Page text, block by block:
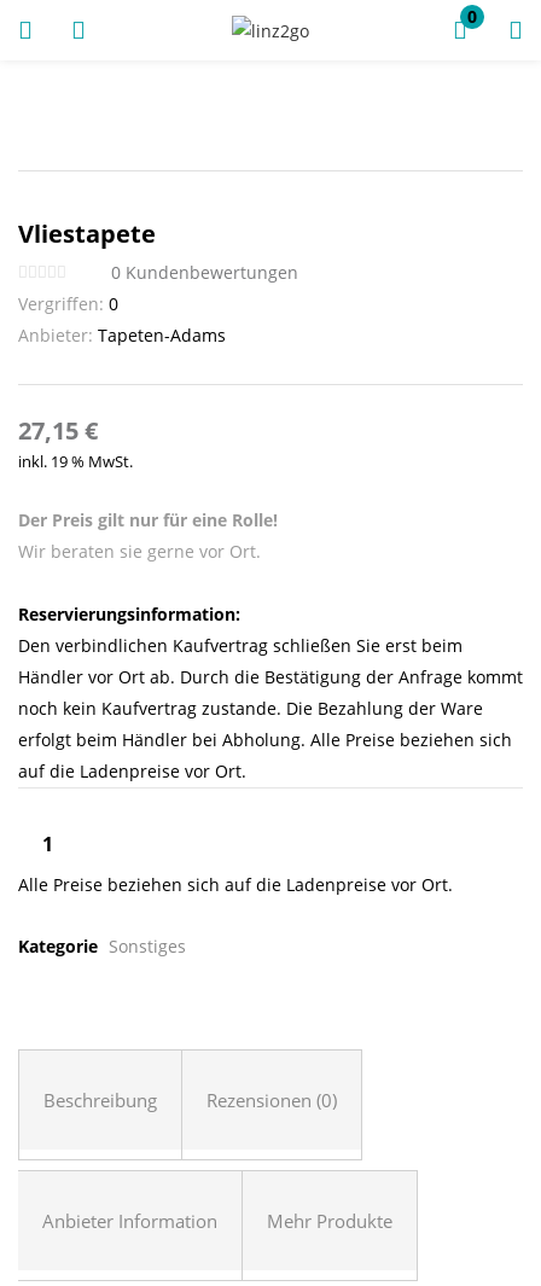
0
ANMELDUNG
Geben Sie Ihren Benutzernamen und Ihr Passwort ein, um
sich anzumelden.
Passwort vergessen?
Vliestapete
0 Kundenbewertungen
Vergriffen: 0
Anbieter: Tapeten-Adams
27,15€
inkl. 19 % MwSt.
Der Preis gilt nur für eine Rolle!
Wir beraten sie gerne vor Ort.
Reservierungsinformation:
Den verbindlichen Kaufvertrag schließen Sie erst beim
Händler vor Ort ab. Durch die Bestätigung der Anfrage kommt
noch kein Kaufvertrag zustande. Die Bezahlung der Ware
erfolgt beim Händler bei Abholung. Alle Preise beziehen sich
auf die Ladenpreise vor Ort.
Alle Preise beziehen sich auf die Ladenpreise vor Ort.
Kategorie Sonstiges
Beschreibung Rezensionen (0)
Anbieter Information Mehr Produkte